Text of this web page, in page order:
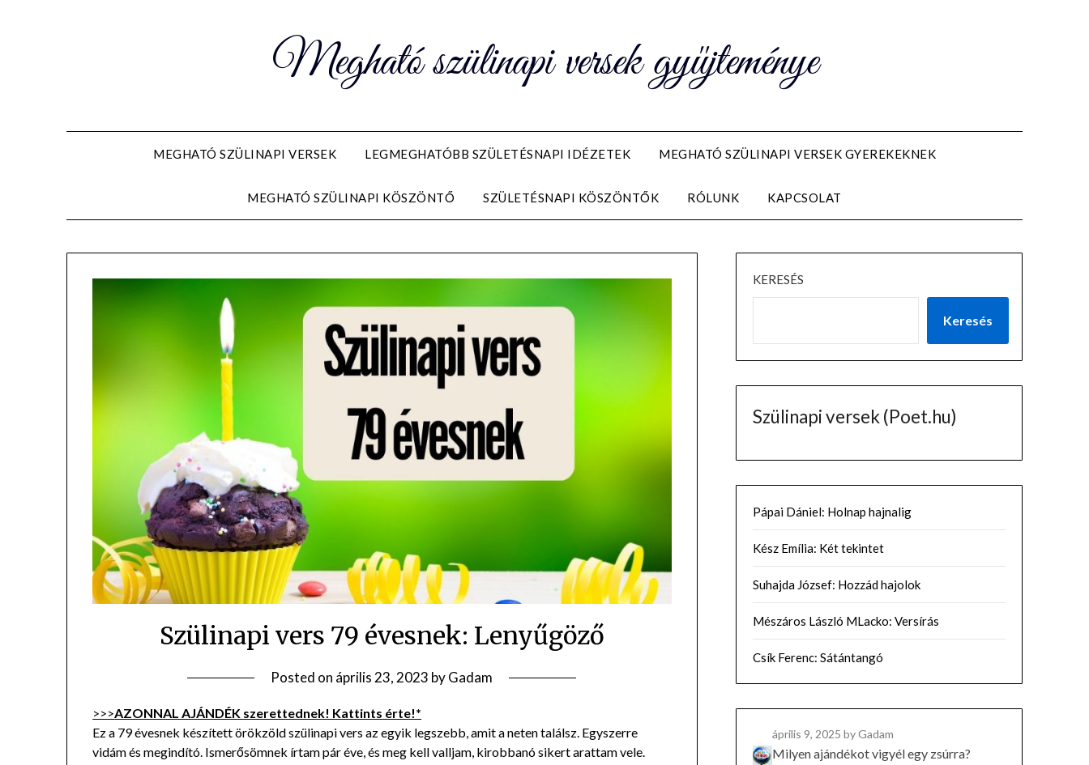
Megható szülinapi versek gyűjteménye
MEGHATÓ SZÜLINAPI VERSEK LEGMEGHATÓBB SZÜLETÉSNAPI IDÉZETEK MEGHATÓ SZÜLINAPI VERSEK GYEREKEKNEK
MEGHATÓ SZÜLINAPI KÖSZÖNTŐ SZÜLETÉSNAPI KÖSZÖNTŐK RÓLUNK KAPCSOLAT
Szülinapi vers 79 évesnek: Lenyűgöző
Posted on április 23, 2023 byGadam
>>>AZONNAL AJÁNDÉK szerettednek! Kattints érte!*
Ez a 79 évesnek készített örökzöld szülinapi vers az egyik legszebb, amit a neten találsz. Egyszerre
vidám és megindító. Ismerősömnek írtam pár éve, és meg kell valljam, kirobbanó sikert arattam vele.
KERESÉS
Keresés
Szülinapi versek (Poet.hu)
Pápai Dániel: Holnap hajnalig
Kész Emília: Két tekintet
Suhajda József: Hozzád hajolok
Mészáros László MLacko: Versírás
Csík Ferenc: Sátántangó
április 9, 2025by Gadam
Milyen ajándékot vigyél egy zsúrra?